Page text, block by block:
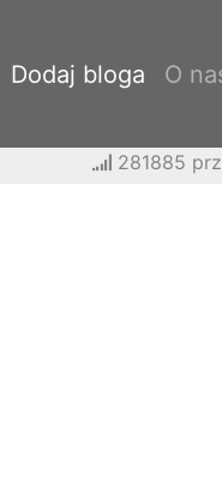
Dodaj bloga O
281885